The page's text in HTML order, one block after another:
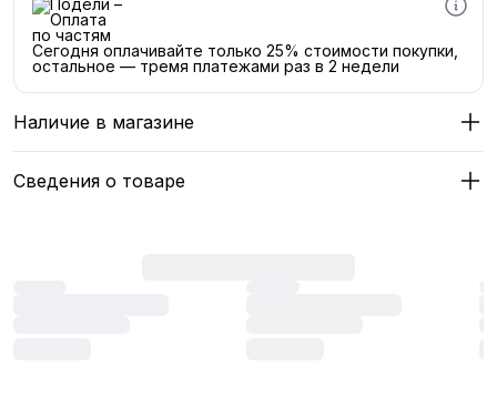
Сегодня оплачивайте только 25% стоимости покупки,
остальное — тремя платежами раз в 2 недели
Наличие в магазине
Сведения о товаре